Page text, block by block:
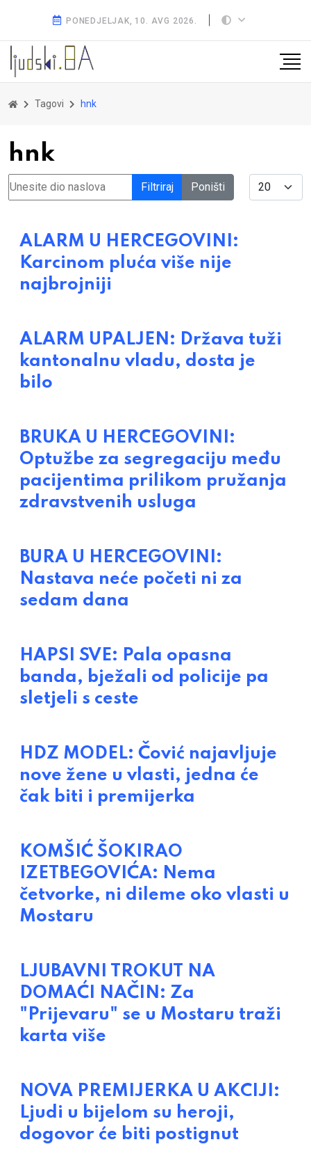
PONEDJELJAK, 10. AVG 2026.
Tagovi hnk
hnk
Unesite dio naslova Filtriraj Poništi Display #
ALARM U HERCEGOVINI:
Karcinom pluća više nije
najbrojniji
ALARM UPALJEN: Država tuži
kantonalnu vladu, dosta je
bilo
BRUKA U HERCEGOVINI:
Optužbe za segregaciju među
pacijentima prilikom pružanja
zdravstvenih usluga
BURA U HERCEGOVINI:
Nastava neće početi ni za
sedam dana
HAPSI SVE: Pala opasna
banda, bježali od policije pa
sletjeli s ceste
HDZ MODEL: Čović najavljuje
nove žene u vlasti, jedna će
čak biti i premijerka
KOMŠIĆ ŠOKIRAO
IZETBEGOVIĆA: Nema
četvorke, ni dileme oko vlasti u
Mostaru
LJUBAVNI TROKUT NA
DOMAĆI NAČIN: Za
"Prijevaru" se u Mostaru traži
karta više
NOVA PREMIJERKA U AKCIJI:
Ljudi u bijelom su heroji,
dogovor će biti postignut